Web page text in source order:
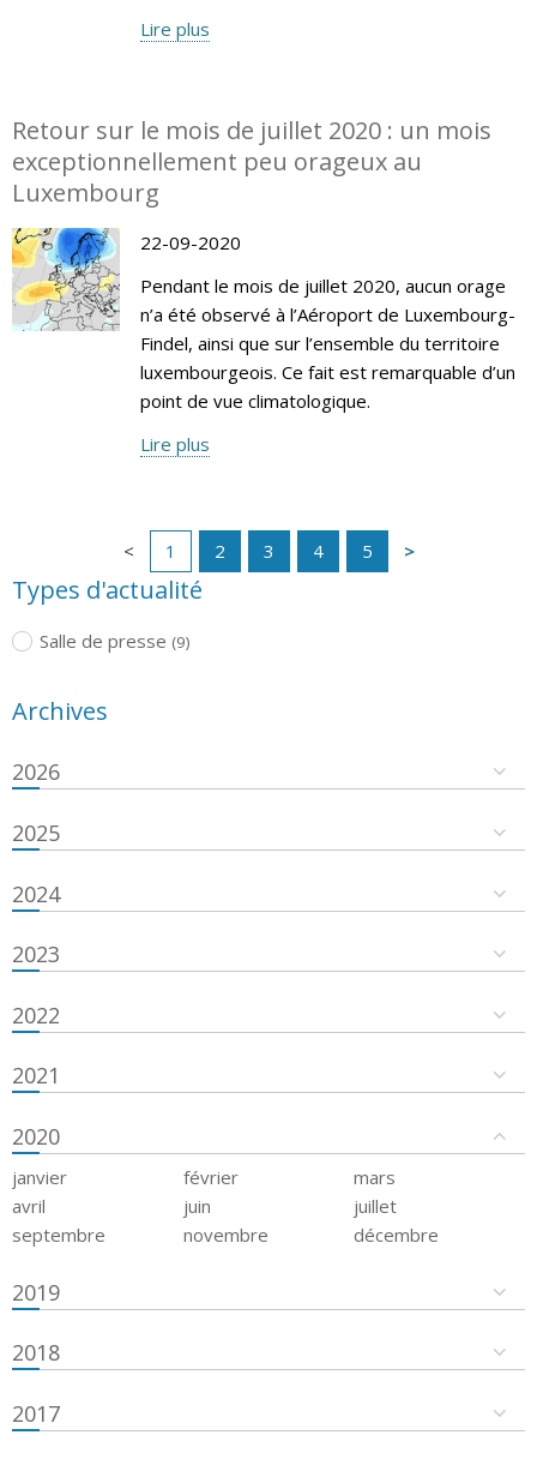
Lire plus
Retour sur le mois de juillet 2020 : un mois
exceptionnellement peu orageux au
Luxembourg
22-09-2020
Pendant le mois de juillet 2020, aucun orage
n’a été observé à l’Aéroport de Luxembourg-
Findel, ainsi que sur l’ensemble du territoire
luxembourgeois. Ce fait est remarquable d’un
point de vue climatologique.
Lire plus
1 2 3 4 5
Types d'actualité
Salle de presse (9)
Archives
2026
2025
2024
2023
2022
2021
2020
janvier février
mars
avril
juin
juillet
septembre
novembre décembre
2019
2018
2017